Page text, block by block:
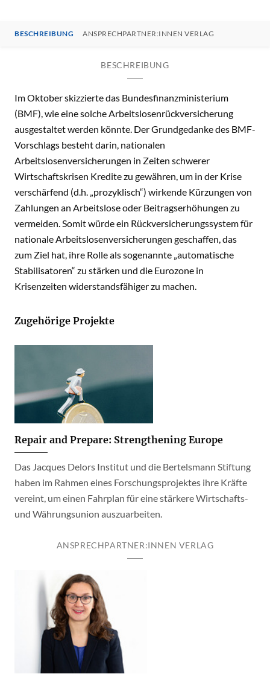
BESCHREIBUNG ANSPRECHPARTNER:INNEN VERLAG
BESCHREIBUNG
Im Oktober skizzierte das Bundesfinanzministerium
(BMF), wie eine solche Arbeitslosenrückversicherung
ausgestaltet werden könnte. Der Grundgedanke des BMF-
Vorschlags besteht darin, nationalen
Arbeitslosenversicherungen in Zeiten schwerer
Wirtschaftskrisen Kredite zu gewähren, um in der Krise
verschärfend (d.h. „prozyklisch“) wirkende Kürzungen von
Zahlungen an Arbeitslose oder Beitragserhöhungen zu
vermeiden. Somit würde ein Rückversicherungssystem für
nationale Arbeitslosenversicherungen geschaffen, das
zum Ziel hat, ihre Rolle als sogenannte „automatische
Stabilisatoren“ zu stärken und die Eurozone in
Krisenzeiten widerstandsfähiger zu machen.
Zugehörige Projekte
Repair and Prepare: Strengthening Europe
Das Jacques Delors Institut und die Bertelsmann Stiftung
haben im Rahmen eines Forschungsprojektes ihre Kräfte
vereint, um einen Fahrplan für eine stärkere Wirtschafts-
und Währungsunion auszuarbeiten.
ANSPRECHPARTNER:INNEN VERLAG